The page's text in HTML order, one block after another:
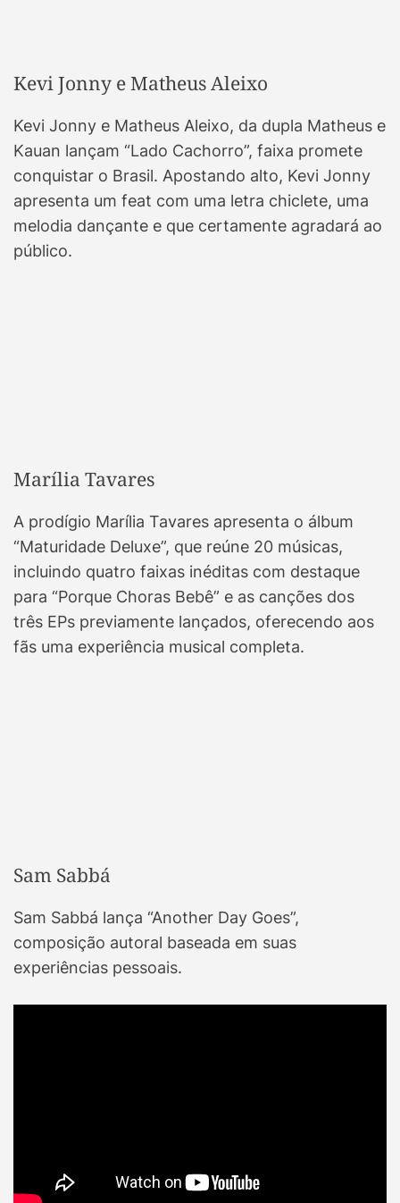
Kevi Jonny e Matheus Aleixo
Kevi Jonny e Matheus Aleixo, da dupla Matheus e
Kauan lançam “Lado Cachorro”, faixa promete
conquistar o Brasil. Apostando alto, Kevi Jonny
apresenta um feat com uma letra chiclete, uma
melodia dançante e que certamente agradará ao
público.
Marília Tavares
A prodígio Marília Tavares apresenta o álbum
“Maturidade Deluxe”, que reúne 20 músicas,
incluindo quatro faixas inéditas com destaque
para “Porque Choras Bebê” e as canções dos
três EPs previamente lançados, oferecendo aos
fãs uma experiência musical completa.
Sam Sabbá
Sam Sabbá lança “Another Day Goes”,
composição autoral baseada em suas
experiências pessoais.